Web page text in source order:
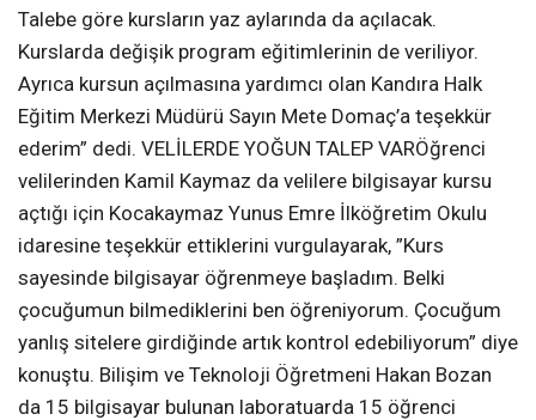
Talebe göre kursların yaz aylarında da açılacak.
Kurslarda değişik program eğitimlerinin de veriliyor.
Ayrıca kursun açılmasına yardımcı olan Kandıra Halk
Eğitim Merkezi Müdürü Sayın Mete Domaç’a teşekkür
ederim” dedi. VELİLERDE YOĞUN TALEP VARÖğrenci
velilerinden Kamil Kaymaz da velilere bilgisayar kursu
açtığı için Kocakaymaz Yunus Emre İlköğretim Okulu
idaresine teşekkür ettiklerini vurgulayarak, ”Kurs
sayesinde bilgisayar öğrenmeye başladım. Belki
çocuğumun bilmediklerini ben öğreniyorum. Çocuğum
yanlış sitelere girdiğinde artık kontrol edebiliyorum” diye
konuştu. Bilişim ve Teknoloji Öğretmeni Hakan Bozan
da 15 bilgisayar bulunan laboratuarda 15 öğrenci